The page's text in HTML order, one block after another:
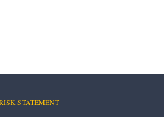
STATEMENT